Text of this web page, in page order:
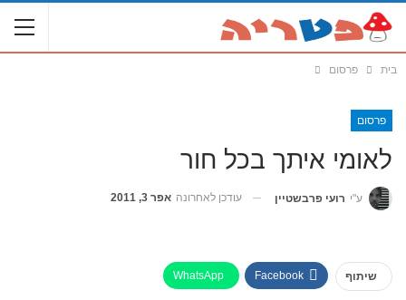
בית פרסום
פרסום
לאומי איתך בכל חור
ע"י רועי פרבשטיין עודכן לאחרונה אפר 3, 2011
שיתוף Facebook
WhatsApp